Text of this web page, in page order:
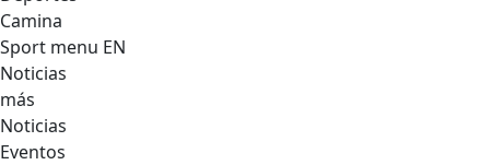
Camina
Sport menu EN
Noticias
más
Noticias
Eventos